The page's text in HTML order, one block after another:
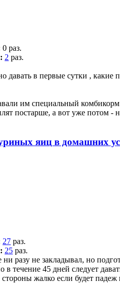
0 раз.
2 раз.
давать в первые сутки ,
им специальный
постарше, а вот уже потом -
яиц в домашних
27 раз.
25 раз.
разу не закладывал, но
в течение 45 дней следует
жалко если будет